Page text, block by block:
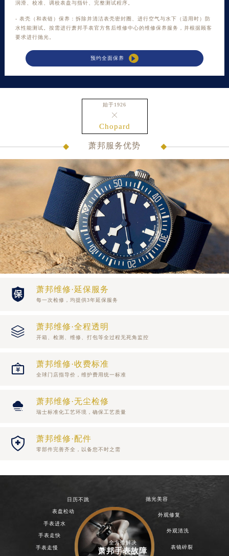
辽宁省葫芦岛市连山区中央路萧邦售后服务中心（需提前预约）
辽宁省辽阳市白塔区新运大街萧邦售后服务中心（需提前预约）
辽宁省盘锦市兴隆台区石油大街萧邦售后服务中心（需提前预约）
内蒙古自治区赤峰市红山区哈达街萧邦售后服务中心（需提前预约）
内蒙古自治区呼伦贝尔市海拉尔区中央街萧邦售后服务中心（需提前预约）
山西省大同市平城区迎宾街萧邦售后服务中心（需提前预约）
山西省晋中市榆次区顺城街萧邦售后服务中心（需提前预约）
山西省运城市盐湖区河东街萧邦售后服务中心（需提前预约）
安徽省安庆市迎江区人民路萧邦售后服务中心（需提前预约）
安徽省蚌埠市蚌山区淮河路萧邦售后服务中心（需提前预约）
安徽省亳州市谯城区魏武大道萧邦售后服务中心（需提前预约）
安徽省池州市贵池区长江路萧邦售后服务中心（需提前预约）
润滑、校准、调校表盘与指针、完整测试程序。
- 表壳（和表链）保养：拆除并清洁表壳密封圈、进行空气与水下（适用时）防
水性能测试。按需进行萧邦手表官方售后维修中心的维修保养服务，并根据顾客
要求进行抛光。
预约全面保养 
始于1926

Chopard
萧邦服务优势
 萧邦维修·延保服务
每一次检修，均提供3年延保服务
 萧邦维修·全程透明
开箱、检测、维修、打包等全过程无死角监控
 萧邦维修·收费标准
全球门店指导价，维护费用统一标准
 萧邦维修·无尘检修
瑞士标准化工艺环境，确保工艺质量
 萧邦维修·配件
零部件完善齐全，以备您不时之需
全方位解决
萧邦手表故障
日历不跳
表盘松动
手表进水
手表走快
手表走慢
抛光美容
外观修复
外观清洗
表镜碎裂